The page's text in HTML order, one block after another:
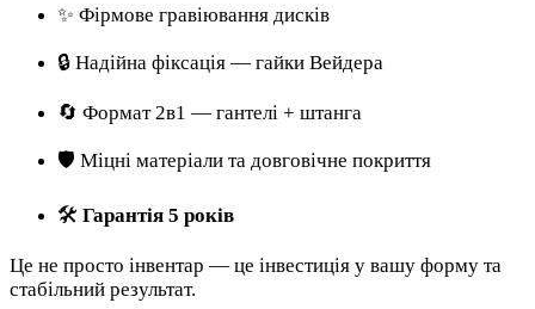
✨ Фірмове гравіювання дисків
🔒 Надійна фіксація — гайки Вейдера
🔄 Формат 2в1 — гантелі + штанга
🛡️ Міцні матеріали та довговічне покриття
🛠️ Гарантія 5 років
Це не просто інвентар — це інвестиція у вашу форму та
стабільний результат.